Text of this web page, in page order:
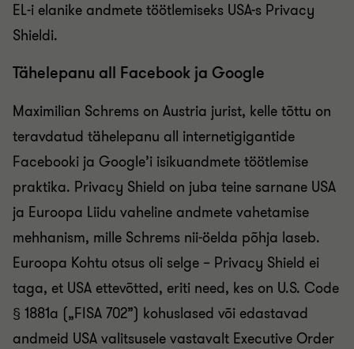
EL-i elanike andmete töötlemiseks USA-s Privacy
Shieldi.
Tähelepanu all Facebook ja Google
Maximilian Schrems on Austria jurist, kelle tõttu on
teravdatud tähelepanu all internetigigantide
Facebooki ja Google’i isikuandmete töötlemise
praktika. Privacy Shield on juba teine sarnane USA
ja Euroopa Liidu vaheline andmete vahetamise
mehhanism, mille Schrems nii-öelda põhja laseb.
Euroopa Kohtu otsus oli selge – Privacy Shield ei
taga, et USA ettevõtted, eriti need, kes on U.S. Code
§ 1881a („FISA 702”) kohuslased või edastavad
andmeid USA valitsusele vastavalt Executive Order